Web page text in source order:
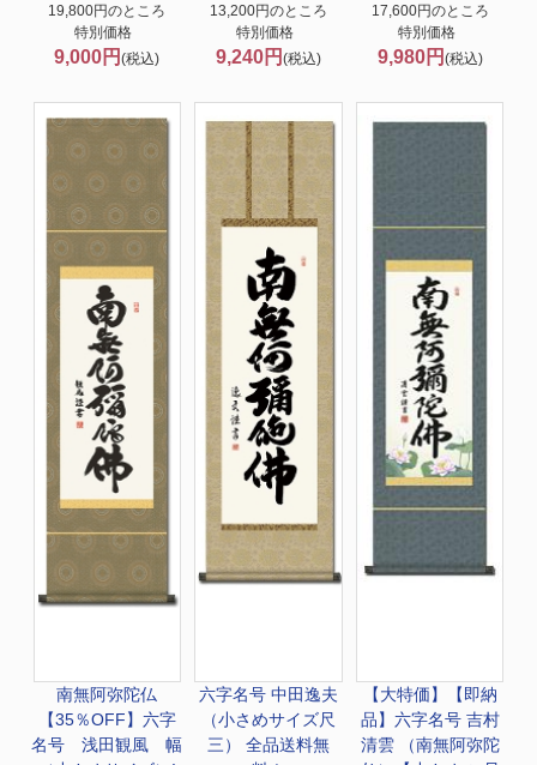
19,800円のところ
特別価格
9,000円(税込)
13,200円のところ
特別価格
9,240円 (税込)
17,600円のところ
特別価格
9,980円 (税込)
南無阿弥陀仏
【35％OFF】六字
名号 浅田観風 幅
六字名号 中田逸夫
（小さめサイズ尺
三） 全品送料無
【大特価】
【即納
品】六字名号 吉村
清雲 （南無阿弥陀